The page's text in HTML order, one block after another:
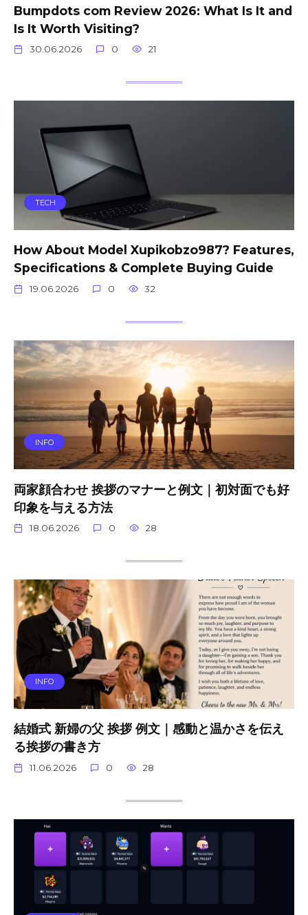
Bumpdots com Review 2026: What Is It and
Is It Worth Visiting?
30.06.2026 0 21
TECH
How About Model Xupikobzo987? Features,
Specifications & Complete Buying Guide
19.06.2026 0 32
INFO
両家顔合わせ 挨拶のマナーと例文｜初対面でも好
印象を与える方法
18.06.2026 0 28
INFO
結婚式 新婦の父 挨拶 例文｜感動と温かさを伝え
る挨拶の書き方
11.06.2026 0 28